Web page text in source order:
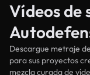
Vídeos de
Descargue metraje
para sus proyectos
mezcla curada de